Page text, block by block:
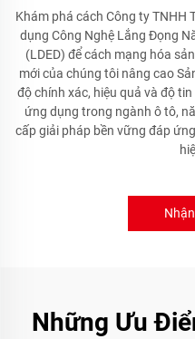
Khám phá cách Công ty TNHH
dụng Công Nghệ Lắng Đọng
(LDED) để cách mạng hóa
mới của chúng tôi nâng cao
độ chính xác, hiệu quả và độ
ứng dụng trong ngành ô tô,
cấp giải pháp bền vững đáp
Những Ưu